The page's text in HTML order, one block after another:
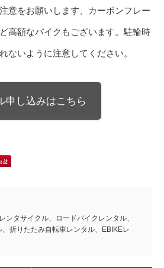
意をお願いします、カーボンフレー
高額なバイクもございます。駐輪時
ないように注意してください。
申し込みはこちら
ンタサイクル、ロードバイクレンタル、
折りたたみ自転車レンタル、EBIKEレ